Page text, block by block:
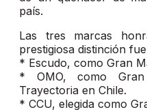
país.
Las tres marcas
prestigiosa distinción
* Escudo, como Gran
* OMO, como
Trayectoria en Chile.
* CCU, elegida como